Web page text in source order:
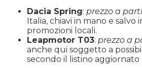
Dacia Spring: prezzo a
Italia, chiavi in mano e salvo
promozioni locali.
Leapmotor T03: prezzo a
anche qui soggetto a
secondo il listino aggiornato